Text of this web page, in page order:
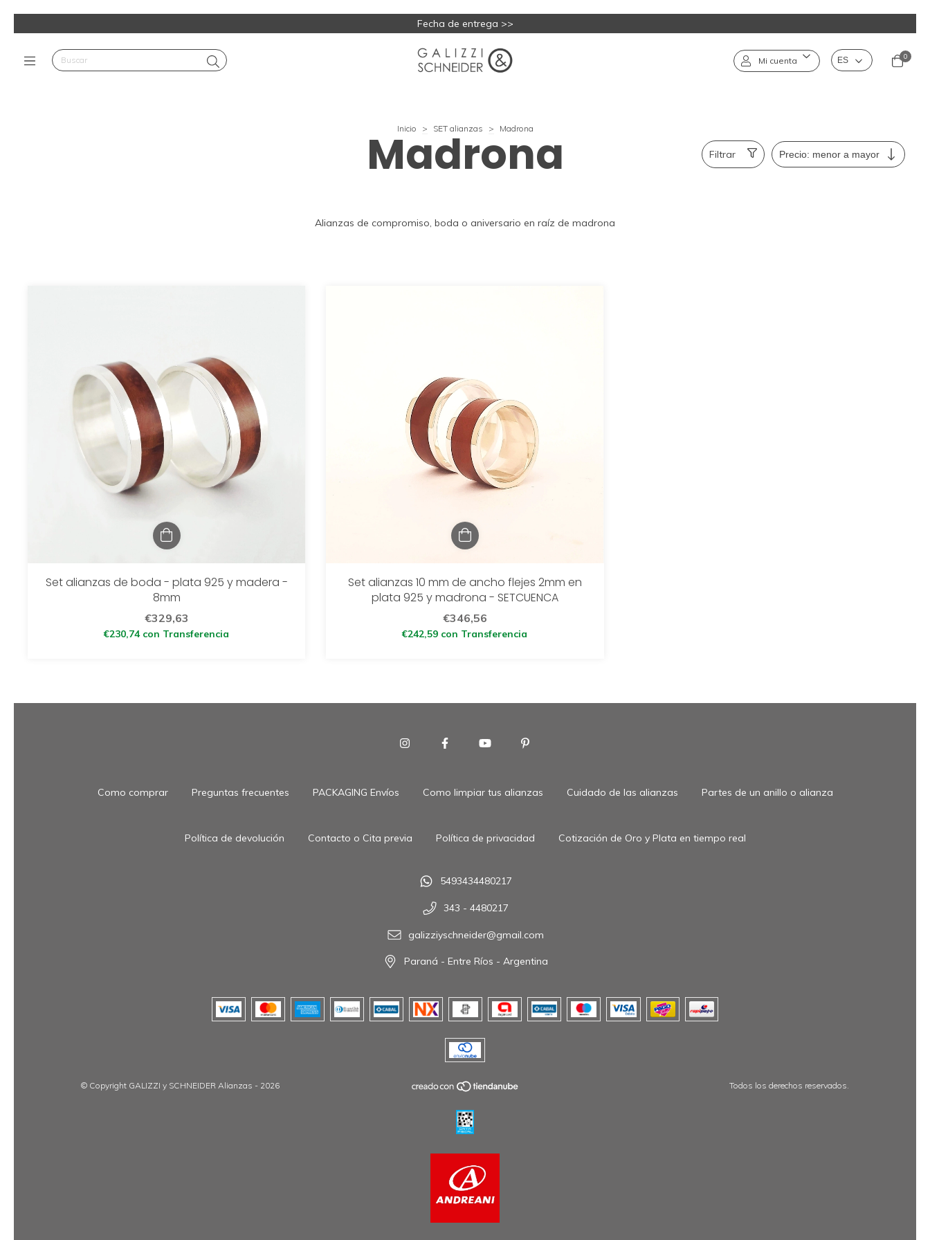
Fecha de entrega >>
Mi cuenta 0
Inicio > SET alianzas > Madrona
Madrona
Alianzas de compromiso, boda o aniversario en raíz de madrona
Filtrar
Set alianzas de boda - plata 925 y madera -
8mm
€329,63
€230,74 con Transferencia
Set alianzas 10 mm de ancho flejes 2mm en
plata 925 y madrona - SETCUENCA
€346,56
€242,59 con Transferencia
Como comprar Preguntas frecuentes PACKAGING Envíos Como limpiar tus alianzas Cuidado de las alianzas Partes de un anillo o alianza
Política de devolución Contacto o Cita previa Política de privacidad Cotización de Oro y Plata en tiempo real
5493434480217
343 - 4480217
galizziyschneider@gmail.com
Paraná - Entre Ríos - Argentina
© Copyright GALIZZI y SCHNEIDER Alianzas - 2026 Todos los derechos reservados.